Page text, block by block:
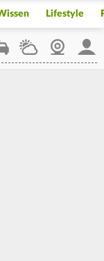
Lifestyle
WetterWebcam